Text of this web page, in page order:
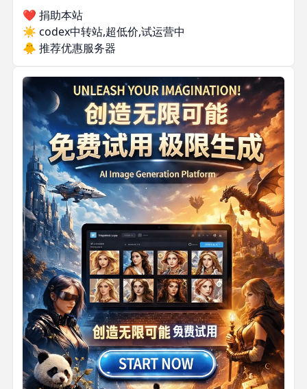
❤️ 捐助本站
☀️ codex中转站,超低价,试运营中
🐥 推荐优惠服务器